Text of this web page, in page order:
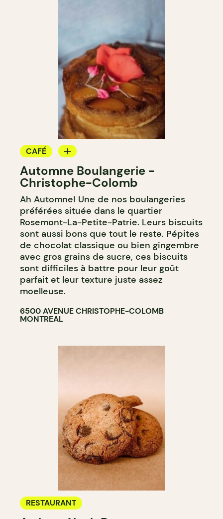
CAFÉ
BOULANGERIE
Automne Boulangerie -
Christophe-Colomb
Ah Automne! Une de nos boulangeries
préférées située dans le quartier
Rosemont-La-Petite-Patrie. Leurs biscuits
sont aussi bons que tout le reste. Pépites
de chocolat classique ou bien gingembre
avec gros grains de sucre, ces biscuits
sont difficiles à battre pour leur goût
parfait et leur texture juste assez
moelleuse.
6500 AVENUE CHRISTOPHE-COLOMB
MONTREAL
RESTAURANT